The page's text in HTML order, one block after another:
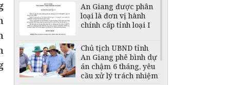
An Giang được phân
loại là đơn vị hành
chính cấp tỉnh loại I
Chủ tịch UBND tỉnh
An Giang phê bình dự
án chậm 6 tháng, yêu
cầu xử lý trách nhiệm